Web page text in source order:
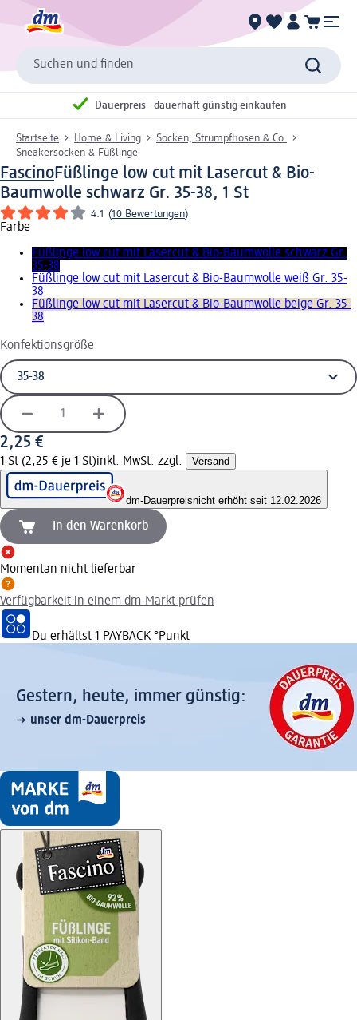
Suchen und finden
Dauerpreis - dauerhaft günstig einkaufen
Startseite Home & Living
Socken, Strumpfhosen & Co.
Sneakersocken & Füßlinge
FascinoFüßlinge low cut mit Lasercut & Bio-
Baumwolle schwarz Gr. 35-38, 1 St
4.1 (10 Bewertungen)
Farbe
Füßlinge low cut mit Lasercut & Bio-Baumwolle schwarz Gr.
35-38
Füßlinge low cut mit Lasercut & Bio-Baumwolle weiß Gr. 35-
38
Füßlinge low cut mit Lasercut & Bio-Baumwolle beige Gr. 35-
38
Konfektionsgröße
2,25 €
1 St (2,25 € je 1 St)inkl. MwSt. zzgl. Versand
dm-Dauerpreisnicht erhöht seit 12.02.2026
In den Warenkorb
Momentan nicht lieferbar
Verfügbarkeit in einem dm-Markt prüfen
Du erhältst 1 PAYBACK °Punkt
Gestern, heute, immer günstig:
unser dm-Dauerpreis